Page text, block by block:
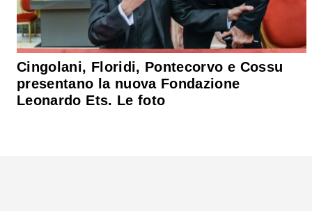
Cingolani, Floridi, Pontecorvo e Cossu
presentano la nuova Fondazione
Leonardo Ets. Le foto